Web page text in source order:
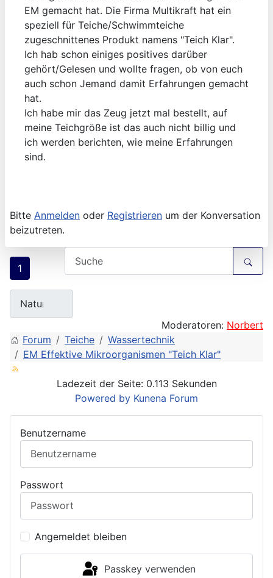
EM gemacht hat. Die Firma Multikraft hat ein
speziell für Teiche/Schwimmteiche
zugeschnittenes Produkt namens "Teich Klar".
Ich hab schon einiges positives darüber
gehört/Gelesen und wollte fragen, ob von euch
auch schon Jemand damit Erfahrungen gemacht
hat.
Ich habe mir das Zeug jetzt mal bestellt, auf
meine Teichgröße ist das auch nicht billig und
ich werden berichten, wie meine Erfahrungen
sind.
Bitte Anmelden oder Registrieren um der Konversation
beizutreten.
1
Moderatoren: Norbert
Forum
Teiche
Wassertechnik
EM Effektive Mikroorganismen "Teich Klar"
Ladezeit der Seite: 0.113 Sekunden
Powered by Kunena Forum
Benutzername
Passwort
Angemeldet bleiben
Passkey verwenden